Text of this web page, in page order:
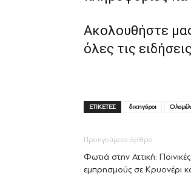
Ακολουθήστε
όλες τις ειδήσεις
ΕΤΙΚΕΤΕΣ δικηγόροι
Προηγούμενο άρθρο
Φωτιά στην Αττική:
εμπρησμούς σε Κρυονέρι